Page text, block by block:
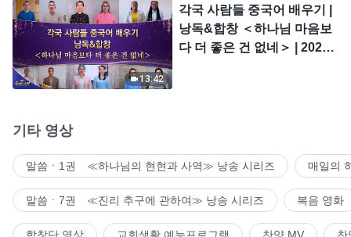
13:42
각국 사람들 중국어 배우기 |
낭독&합창 ＜하나님 마음보
다 더 좋은 건 없네＞ | 2026
기타 영상
말씀ㆍ1권 ≪하나님의 현현과 사역≫ 낭송 시리즈 매일의
말씀ㆍ7권 ≪진리 추구에 관하여≫ 낭송 시리즈 복음 영화